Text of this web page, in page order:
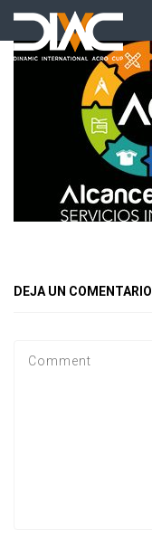
DEJA UN COMENTARIO